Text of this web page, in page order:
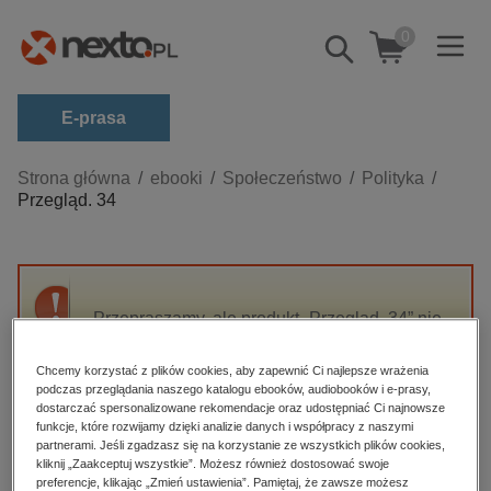
Pokaż/schowaj
wyszukiwarkę
0
E-prasa
Kategorie
Zobacz wszystkie E-prasa
budownictwo, aranżacja wnętrz
darmowe wydania
edukacja
hobby, sport, rozrywka
komputery, internet, technologie, informatyka
Strona główna ebooki Społeczeństwo
Polityka
Przegląd. 34
Przepraszamy, ale produkt „Przegląd. 34” nie
High-contrast mode
Polecane
Chcemy korzystać z plików cookies, aby zapewnić Ci najlepsze wrażenia
podczas przeglądania naszego katalogu ebooków, audiobooków i e-prasy,
dostarczać spersonalizowane rekomendacje oraz udostępniać Ci najnowsze
funkcje, które rozwijamy dzięki analizie danych i współpracy z naszymi
partnerami. Jeśli zgadzasz się na korzystanie ze wszystkich plików cookies,
kliknij „Zaakceptuj wszystkie”. Możesz również dostosować swoje
preferencje, klikając „Zmień ustawienia”. Pamiętaj, że zawsze możesz